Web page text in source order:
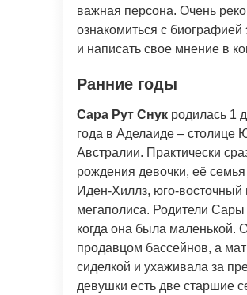
важная персона. Очень
ознакомиться с биографией
и написать свое мнение в
Ранние годы
Сара Рут Снук родилась 1
года в Аделаиде – столице
Австралии. Практически
рождения девочки, её
Иден-Хиллз, юго-восточный
мегаполиса. Родители Сары
когда она была маленькой.
продавцом бассейнов, а
сиделкой и ухаживала за
девушки есть две старшие